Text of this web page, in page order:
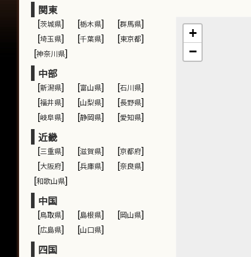
+
−
関東
[茨城県] [栃木県] [群馬県]
[埼玉県] [千葉県] [東京都]
[神奈川県]
中部
[新潟県] [富山県] [石川県]
[福井県] [山梨県] [長野県]
[岐阜県] [静岡県] [愛知県]
近畿
[三重県] [滋賀県] [京都府]
[大阪府] [兵庫県] [奈良県]
[和歌山県]
中国
[鳥取県] [島根県] [岡山県]
[広島県] [山口県]
四国